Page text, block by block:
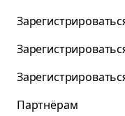
Партнёрам